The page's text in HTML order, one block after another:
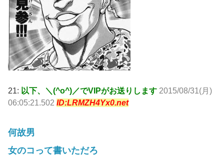
21: 以下、＼(^o^)／でVIPがお送りします 2015/08/31(月)
06:05:21.502 ID:LRMZH4Yx0.net
何故男
女のコって書いただろ